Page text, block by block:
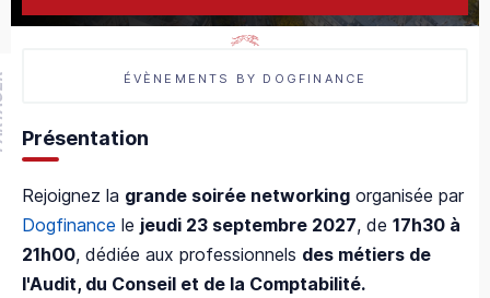
ÉVÈNEMENTS BY DOGFINANCE
Présentation
Rejoignez la grande soirée networking organisée par
Dogfinance le jeudi 23 septembre 2027, de 17h30 à
21h00, dédiée aux professionnels des métiers de
l'Audit, du Conseil et de la Comptabilité.